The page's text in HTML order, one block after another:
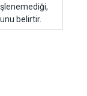
belirtir.